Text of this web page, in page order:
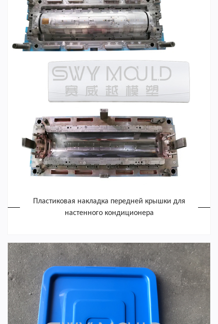
Пластиковая накладка передней крышки для
настенного кондиционера